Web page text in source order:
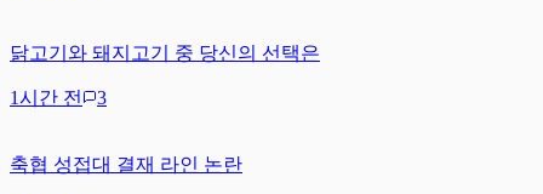
닭고기와 돼지고기 중 당신의 선택은
1시간 전 3
축협 성접대 결재 라인 논란